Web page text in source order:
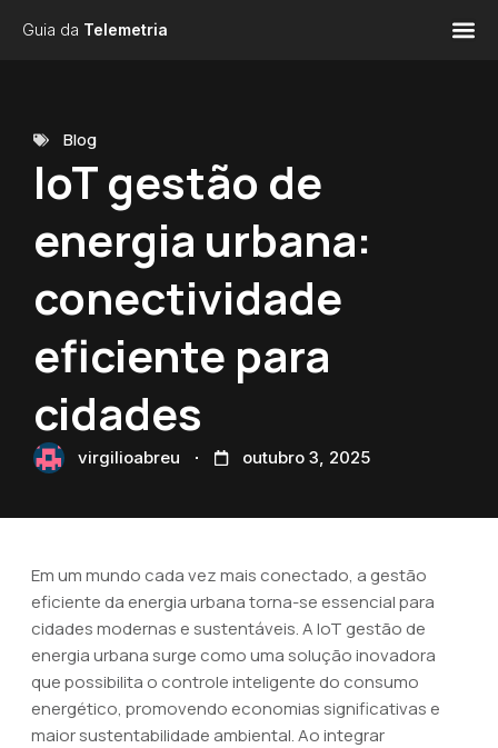
Guia da Telemetria
Blog
IoT gestão de
energia urbana:
conectividade
eficiente para
cidades
virgilioabreu outubro 3, 2025
Em um mundo cada vez mais conectado, a gestão
eficiente da energia urbana torna-se essencial para
cidades modernas e sustentáveis. A IoT gestão de
energia urbana surge como uma solução inovadora
que possibilita o controle inteligente do consumo
energético, promovendo economias significativas e
maior sustentabilidade ambiental. Ao integrar